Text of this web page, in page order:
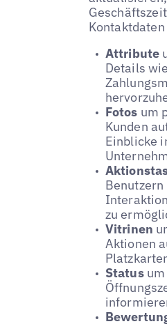
Attribute
Details wie
Fotos um
Kunden
Einblicke
zu
Vitrinen
Aktionen
Statusum